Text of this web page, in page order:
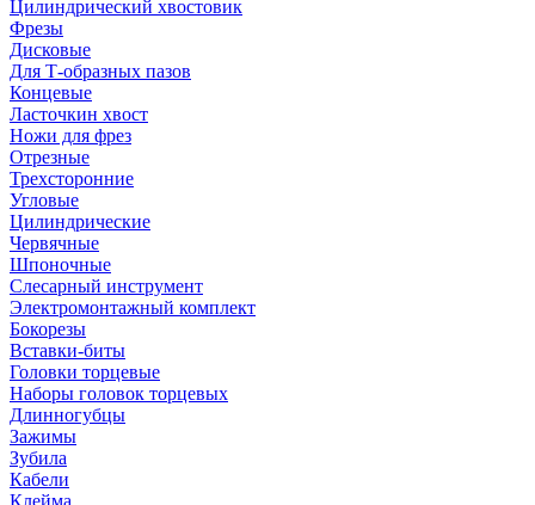
Цилиндрический хвостовик
Фрезы
Дисковые
Для Т-образных пазов
Концевые
Ласточкин хвост
Ножи для фрез
Отрезные
Трехсторонние
Угловые
Цилиндрические
Червячные
Шпоночные
Слесарный инструмент
Электромонтажный комплект
Бокорезы
Вставки-биты
Головки торцевые
Наборы головок торцевых
Длинногубцы
Зажимы
Зубила
Кабели
Клейма